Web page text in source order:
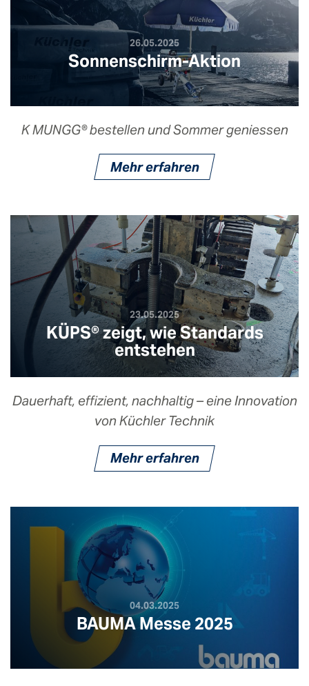
26.05.2025
Sonnenschirm-Aktion
K MUNGG® bestellen und Sommer geniessen
Mehr erfahren
23.05.2025
KÜPS® zeigt, wie Standards
entstehen
Dauerhaft, effizient, nachhaltig – eine Innovation
von Küchler Technik
Mehr erfahren
04.03.2025
BAUMA Messe 2025